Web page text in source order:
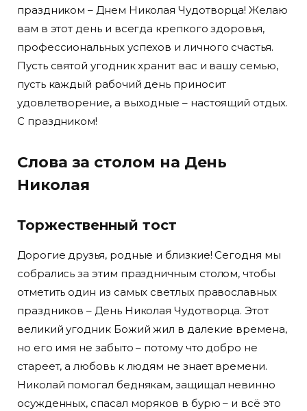
праздником – Днем Николая Чудотворца! Желаю
вам в этот день и всегда крепкого здоровья,
профессиональных успехов и личного счастья.
Пусть святой угодник хранит вас и вашу семью,
пусть каждый рабочий день приносит
удовлетворение, а выходные – настоящий отдых.
С праздником!
Слова за столом на День
Николая
Торжественный тост
Дорогие друзья, родные и близкие! Сегодня мы
собрались за этим праздничным столом, чтобы
отметить один из самых светлых православных
праздников – День Николая Чудотворца. Этот
великий угодник Божий жил в далекие времена,
но его имя не забыто – потому что добро не
стареет, а любовь к людям не знает времени.
Николай помогал беднякам, защищал невинно
осужденных, спасал моряков в бурю – и всё это